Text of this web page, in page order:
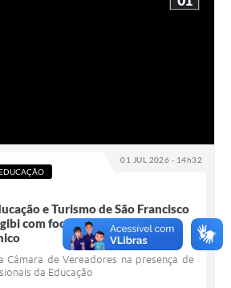
01 JUL 2026 - 14h32
e Turismo de São Francisco
com foco no turismo e na
Câmara de Vereadores na presença de
da Educação